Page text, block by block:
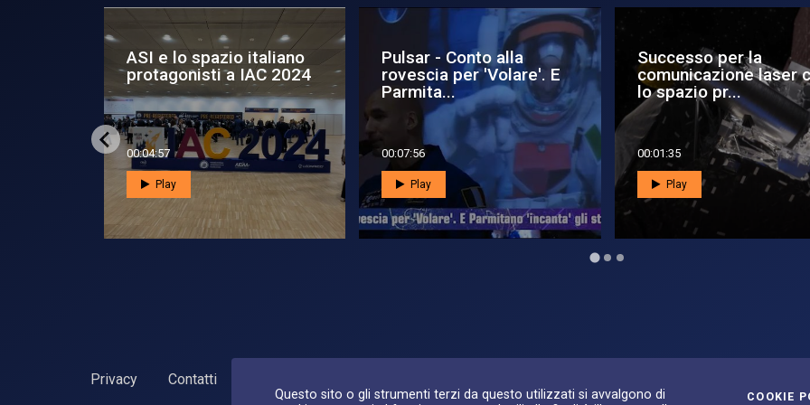
Questo sito o gli strumenti terzi da questo utilizzati si avvalgono di
COOKIE
Inspiration4,
splashdown: verso lo
spazio per tutti
00:03:41
Play
Pulsar - Verso lo scontro
galattico: Andromeda
punta...
00:07:21
Play
Gli astronauti dopo lo
spazio - cosa
00:04:10
Play
Privacy Contatti